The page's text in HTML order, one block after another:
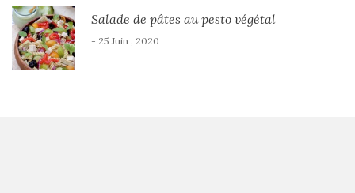
Salade de pâtes au pesto végétal
- 25 Juin , 2020